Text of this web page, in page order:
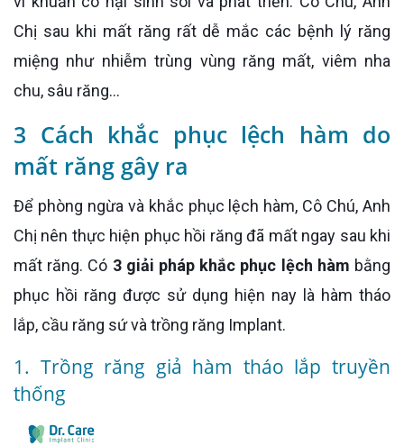
Chị sau khi mất răng rất dễ mắc các bệnh lý răng
miệng như nhiễm trùng vùng răng mất, viêm nha
chu, sâu răng…
3 Cách khắc phục lệch hàm do
mất răng gây ra
Để phòng ngừa và khắc phục lệch hàm, Cô Chú, Anh
Chị nên thực hiện phục hồi răng đã mất ngay sau khi
mất răng. Có 3 giải pháp khắc phục lệch hàm bằng
phục hồi răng được sử dụng hiện nay là hàm tháo
lắp, cầu răng sứ và trồng răng Implant.
1. Trồng răng giả hàm tháo lắp truyền
thống